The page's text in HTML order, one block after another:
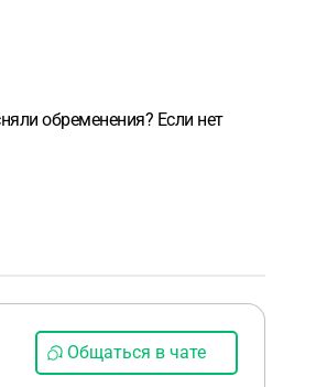
обременения? Если нет
Общаться в чате